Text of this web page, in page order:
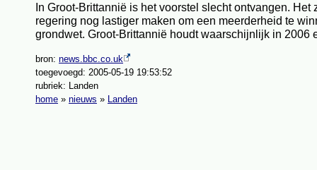
In Groot-Brittannië is het voorstel slecht ontvangen. Het
regering nog lastiger maken om een meerderheid te
grondwet. Groot-Brittannië houdt waarschijnlijk in 2006
bron: news.bbc.co.uk
toegevoegd: 2005-05-19 19:53:52
rubriek: Landen
home » nieuws » Landen